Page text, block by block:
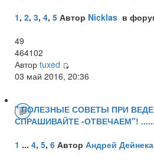
1, 2, 3, 4, 5 Автор Nicklas в
49
464102
Автор tuxed
03 май 2016, 20:36
" ПОЛЕЗНЫЕ СОВЕТЫ ПРИ
СПРАШИВАЙТЕ -ОТВЕЧАЕМ"!
1 ... 4, 5, 6 Автор Андрей Дейнека